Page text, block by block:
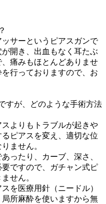
サーというピアスガンで
開き、出血もなく耳たぶ
痛みもほとんどありませ
行っておりますので、お
すが、どのような手術方法
よりもトラブルが起きや
ピアスを変え、適切な位
ません。
ったり、カーブ、深さ、
ですので、ガチャン式ピ
せん。
を医療用針（ニードル）
所麻酔を使いますから無